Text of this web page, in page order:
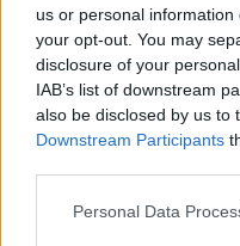
us or personal
your opt-out. You may
disclosure of your
IAB’s list of downstream
also be disclosed by us to
Downstream Participants
Personal Data
Αξιολάτρευτος
στέφθηκε